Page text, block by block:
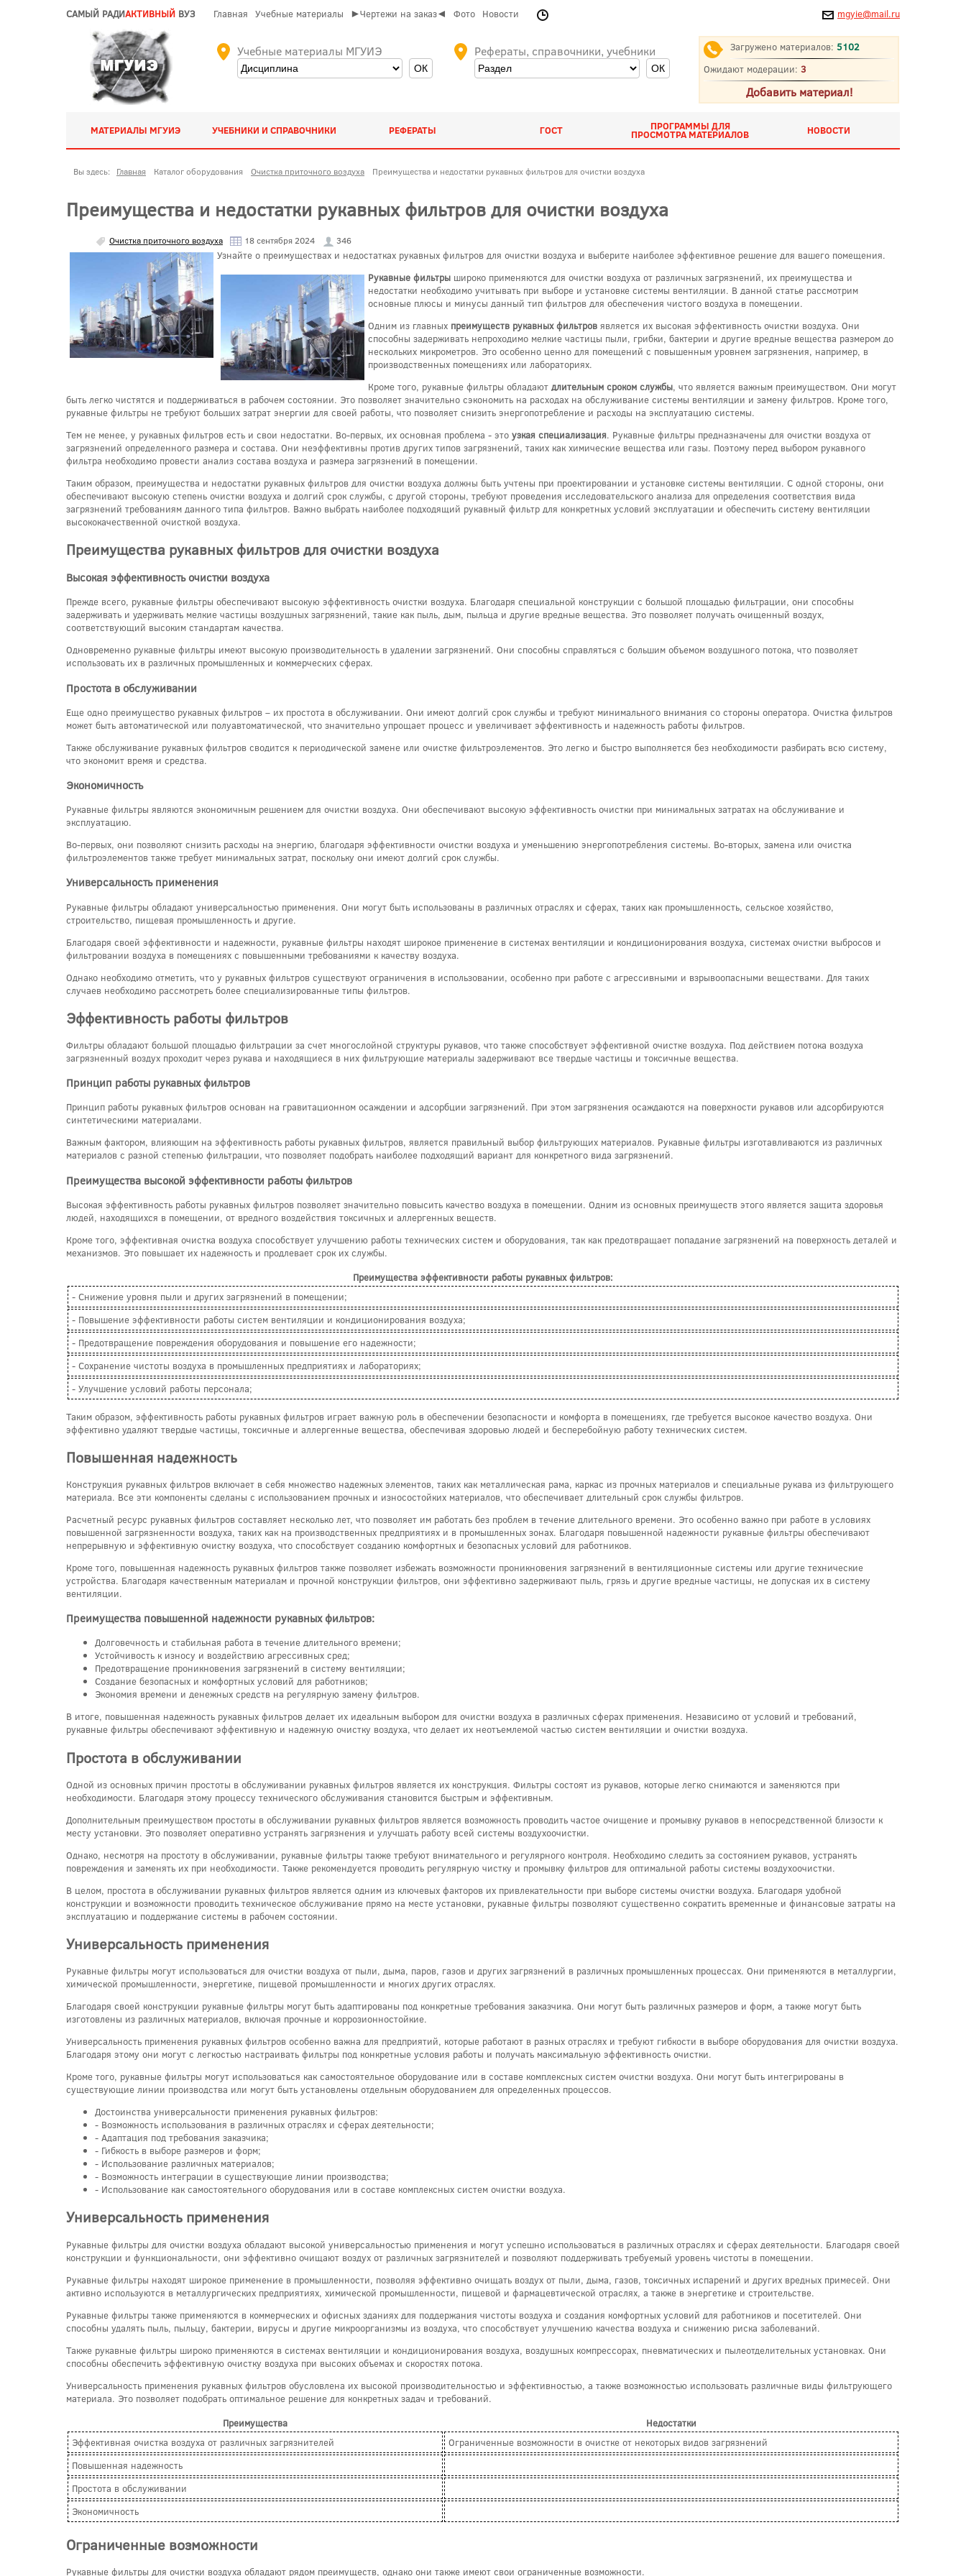
САМЫЙ РАДИАКТИВНЫЙ ВУЗ Главная Учебные материалы ►Чертежи на заказ◄ Фото Новости mgyie@mail.ru
Учебные материалы МГУИЭ Рефераты, справочники, учебники Загружено материалов: 5102
Ожидают модерации: 3
Добавить материал!
МАТЕРИАЛЫ МГУИЭ УЧЕБНИКИ И СПРАВОЧНИКИ РЕФЕРАТЫ ГОСТ ПРОГРАММЫ ДЛЯ
ПРОСМОТРА МАТЕРИАЛОВ НОВОСТИ
Вы здесь: Главная Каталог оборудования Очистка приточного воздуха Преимущества и недостатки рукавных фильтров для очистки воздуха
Преимущества и недостатки рукавных фильтров для очистки воздуха
Очистка приточного воздуха 18 сентября 2024 346
Узнайте о преимуществах и недостатках рукавных фильтров для очистки воздуха и выберите наиболее эффективное решение для вашего помещения.
Рукавные фильтры широко применяются для очистки воздуха от различных загрязнений, их преимущества и
недостатки необходимо учитывать при выборе и установке системы вентиляции. В данной статье рассмотрим
основные плюсы и минусы данный тип фильтров для обеспечения чистого воздуха в помещении.
Одним из главных преимуществ рукавных фильтров является их высокая эффективность очистки воздуха. Они
способны задерживать непроходимо мелкие частицы пыли, грибки, бактерии и другие вредные вещества размером до
нескольких микрометров. Это особенно ценно для помещений с повышенным уровнем загрязнения, например, в
производственных помещениях или лабораториях.
Кроме того, рукавные фильтры обладают длительным сроком службы, что является важным преимуществом. Они могут
быть легко чистятся и поддерживаться в рабочем состоянии. Это позволяет значительно сэкономить на расходах на обслуживание системы вентиляции и замену фильтров. Кроме того,
рукавные фильтры не требуют больших затрат энергии для своей работы, что позволяет снизить энергопотребление и расходы на эксплуатацию системы.
Тем не менее, у рукавных фильтров есть и свои недостатки. Во-первых, их основная проблема - это узкая специализация. Рукавные фильтры предназначены для очистки воздуха от
загрязнений определенного размера и состава. Они неэффективны против других типов загрязнений, таких как химические вещества или газы. Поэтому перед выбором рукавного
фильтра необходимо провести анализ состава воздуха и размера загрязнений в помещении.
Таким образом, преимущества и недостатки рукавных фильтров для очистки воздуха должны быть учтены при проектировании и установке системы вентиляции. С одной стороны, они
обеспечивают высокую степень очистки воздуха и долгий срок службы, с другой стороны, требуют проведения исследовательского анализа для определения соответствия вида
загрязнений требованиям данного типа фильтров. Важно выбрать наиболее подходящий рукавный фильтр для конкретных условий эксплуатации и обеспечить систему вентиляции
высококачественной очисткой воздуха.
Преимущества рукавных фильтров для очистки воздуха
Высокая эффективность очистки воздуха
Прежде всего, рукавные фильтры обеспечивают высокую эффективность очистки воздуха. Благодаря специальной конструкции с большой площадью фильтрации, они способны
задерживать и удерживать мелкие частицы воздушных загрязнений, такие как пыль, дым, пыльца и другие вредные вещества. Это позволяет получать очищенный воздух,
соответствующий высоким стандартам качества.
Одновременно рукавные фильтры имеют высокую производительность в удалении загрязнений. Они способны справляться с большим объемом воздушного потока, что позволяет
использовать их в различных промышленных и коммерческих сферах.
Простота в обслуживании
Еще одно преимущество рукавных фильтров – их простота в обслуживании. Они имеют долгий срок службы и требуют минимального внимания со стороны оператора. Очистка фильтров
может быть автоматической или полуавтоматической, что значительно упрощает процесс и увеличивает эффективность и надежность работы фильтров.
Также обслуживание рукавных фильтров сводится к периодической замене или очистке фильтроэлементов. Это легко и быстро выполняется без необходимости разбирать всю систему,
что экономит время и средства.
Экономичность
Рукавные фильтры являются экономичным решением для очистки воздуха. Они обеспечивают высокую эффективность очистки при минимальных затратах на обслуживание и
эксплуатацию.
Во-первых, они позволяют снизить расходы на энергию, благодаря эффективности очистки воздуха и уменьшению энергопотребления системы. Во-вторых, замена или очистка
фильтроэлементов также требует минимальных затрат, поскольку они имеют долгий срок службы.
Универсальность применения
Рукавные фильтры обладают универсальностью применения. Они могут быть использованы в различных отраслях и сферах, таких как промышленность, сельское хозяйство,
строительство, пищевая промышленность и другие.
Благодаря своей эффективности и надежности, рукавные фильтры находят широкое применение в системах вентиляции и кондиционирования воздуха, системах очистки выбросов и
фильтровании воздуха в помещениях с повышенными требованиями к качеству воздуха.
Однако необходимо отметить, что у рукавных фильтров существуют ограничения в использовании, особенно при работе с агрессивными и взрывоопасными веществами. Для таких
случаев необходимо рассмотреть более специализированные типы фильтров.
Эффективность работы фильтров
Фильтры обладают большой площадью фильтрации за счет многослойной структуры рукавов, что также способствует эффективной очистке воздуха. Под действием потока воздуха
загрязненный воздух проходит через рукава и находящиеся в них фильтрующие материалы задерживают все твердые частицы и токсичные вещества.
Принцип работы рукавных фильтров
Принцип работы рукавных фильтров основан на гравитационном осаждении и адсорбции загрязнений. При этом загрязнения осаждаются на поверхности рукавов или адсорбируются
синтетическими материалами.
Важным фактором, влияющим на эффективность работы рукавных фильтров, является правильный выбор фильтрующих материалов. Рукавные фильтры изготавливаются из различных
материалов с разной степенью фильтрации, что позволяет подобрать наиболее подходящий вариант для конкретного вида загрязнений.
Преимущества высокой эффективности работы фильтров
Высокая эффективность работы рукавных фильтров позволяет значительно повысить качество воздуха в помещении. Одним из основных преимуществ этого является защита здоровья
людей, находящихся в помещении, от вредного воздействия токсичных и аллергенных веществ.
Кроме того, эффективная очистка воздуха способствует улучшению работы технических систем и оборудования, так как предотвращает попадание загрязнений на поверхность деталей и
механизмов. Это повышает их надежность и продлевает срок их службы.
Преимущества эффективности работы рукавных фильтров:
- Снижение уровня пыли и других загрязнений в помещении;
- Повышение эффективности работы систем вентиляции и кондиционирования воздуха;
- Предотвращение повреждения оборудования и повышение его надежности;
- Сохранение чистоты воздуха в промышленных предприятиях и лабораториях;
- Улучшение условий работы персонала;
Таким образом, эффективность работы рукавных фильтров играет важную роль в обеспечении безопасности и комфорта в помещениях, где требуется высокое качество воздуха. Они
эффективно удаляют твердые частицы, токсичные и аллергенные вещества, обеспечивая здоровью людей и бесперебойную работу технических систем.
Повышенная надежность
Конструкция рукавных фильтров включает в себя множество надежных элементов, таких как металлическая рама, каркас из прочных материалов и специальные рукава из фильтрующего
материала. Все эти компоненты сделаны с использованием прочных и износостойких материалов, что обеспечивает длительный срок службы фильтров.
Расчетный ресурс рукавных фильтров составляет несколько лет, что позволяет им работать без проблем в течение длительного времени. Это особенно важно при работе в условиях
повышенной загрязненности воздуха, таких как на производственных предприятиях и в промышленных зонах. Благодаря повышенной надежности рукавные фильтры обеспечивают
непрерывную и эффективную очистку воздуха, что способствует созданию комфортных и безопасных условий для работников.
Кроме того, повышенная надежность рукавных фильтров также позволяет избежать возможности проникновения загрязнений в вентиляционные системы или другие технические
устройства. Благодаря качественным материалам и прочной конструкции фильтров, они эффективно задерживают пыль, грязь и другие вредные частицы, не допуская их в систему
вентиляции.
Преимущества повышенной надежности рукавных фильтров:
Долговечность и стабильная работа в течение длительного времени;
Устойчивость к износу и воздействию агрессивных сред;
Предотвращение проникновения загрязнений в систему вентиляции;
Создание безопасных и комфортных условий для работников;
Экономия времени и денежных средств на регулярную замену фильтров.
В итоге, повышенная надежность рукавных фильтров делает их идеальным выбором для очистки воздуха в различных сферах применения. Независимо от условий и требований,
рукавные фильтры обеспечивают эффективную и надежную очистку воздуха, что делает их неотъемлемой частью систем вентиляции и очистки воздуха.
Простота в обслуживании
Одной из основных причин простоты в обслуживании рукавных фильтров является их конструкция. Фильтры состоят из рукавов, которые легко снимаются и заменяются при
необходимости. Благодаря этому процессу технического обслуживания становится быстрым и эффективным.
Дополнительным преимуществом простоты в обслуживании рукавных фильтров является возможность проводить частое очищение и промывку рукавов в непосредственной близости к
месту установки. Это позволяет оперативно устранять загрязнения и улучшать работу всей системы воздухоочистки.
Однако, несмотря на простоту в обслуживании, рукавные фильтры также требуют внимательного и регулярного контроля. Необходимо следить за состоянием рукавов, устранять
повреждения и заменять их при необходимости. Также рекомендуется проводить регулярную чистку и промывку фильтров для оптимальной работы системы воздухоочистки.
В целом, простота в обслуживании рукавных фильтров является одним из ключевых факторов их привлекательности при выборе системы очистки воздуха. Благодаря удобной
конструкции и возможности проводить техническое обслуживание прямо на месте установки, рукавные фильтры позволяют существенно сократить временные и финансовые затраты на
эксплуатацию и поддержание системы в рабочем состоянии.
Универсальность применения
Рукавные фильтры могут использоваться для очистки воздуха от пыли, дыма, паров, газов и других загрязнений в различных промышленных процессах. Они применяются в металлургии,
химической промышленности, энергетике, пищевой промышленности и многих других отраслях.
Благодаря своей конструкции рукавные фильтры могут быть адаптированы под конкретные требования заказчика. Они могут быть различных размеров и форм, а также могут быть
изготовлены из различных материалов, включая прочные и коррозионностойкие.
Универсальность применения рукавных фильтров особенно важна для предприятий, которые работают в разных отраслях и требуют гибкости в выборе оборудования для очистки воздуха.
Благодаря этому они могут с легкостью настраивать фильтры под конкретные условия работы и получать максимальную эффективность очистки.
Кроме того, рукавные фильтры могут использоваться как самостоятельное оборудование или в составе комплексных систем очистки воздуха. Они могут быть интегрированы в
существующие линии производства или могут быть установлены отдельным оборудованием для определенных процессов.
Достоинства универсальности применения рукавных фильтров:
- Возможность использования в различных отраслях и сферах деятельности;
- Адаптация под требования заказчика;
- Гибкость в выборе размеров и форм;
- Использование различных материалов;
- Возможность интеграции в существующие линии производства;
- Использование как самостоятельного оборудования или в составе комплексных систем очистки воздуха.
Универсальность применения
Рукавные фильтры для очистки воздуха обладают высокой универсальностью применения и могут успешно использоваться в различных отраслях и сферах деятельности. Благодаря своей
конструкции и функциональности, они эффективно очищают воздух от различных загрязнителей и позволяют поддерживать требуемый уровень чистоты в помещении.
Рукавные фильтры находят широкое применение в промышленности, позволяя эффективно очищать воздух от пыли, дыма, газов, токсичных испарений и других вредных примесей. Они
активно используются в металлургических предприятиях, химической промышленности, пищевой и фармацевтической отраслях, а также в энергетике и строительстве.
Рукавные фильтры также применяются в коммерческих и офисных зданиях для поддержания чистоты воздуха и создания комфортных условий для работников и посетителей. Они
способны удалять пыль, пыльцу, бактерии, вирусы и другие микроорганизмы из воздуха, что способствует улучшению качества воздуха и снижению риска заболеваний.
Также рукавные фильтры широко применяются в системах вентиляции и кондиционирования воздуха, воздушных компрессорах, пневматических и пылеотделительных установках. Они
способны обеспечить эффективную очистку воздуха при высоких объемах и скоростях потока.
Универсальность применения рукавных фильтров обусловлена их высокой производительностью и эффективностью, а также возможностью использовать различные виды фильтрующего
материала. Это позволяет подобрать оптимальное решение для конкретных задач и требований.
Преимущества
Недостатки
Эффективная очистка воздуха от различных загрязнителей
Ограниченные возможности в очистке от некоторых видов загрязнений
Повышенная надежность
Простота в обслуживании
Экономичность
Ограниченные возможности
Рукавные фильтры для очистки воздуха обладают рядом преимуществ, однако они также имеют свои ограниченные возможности.